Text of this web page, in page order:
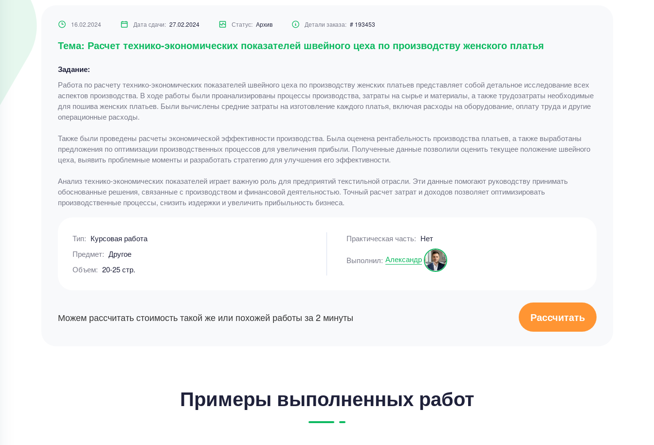
16.02.2024 Дата сдачи: 27.02.2024 Статус: Архив Детали заказа: # 193453
Тема: Расчет технико-экономических показателей швейного цеха по производству женского платья
Задание:
Работа по расчету технико-экономических показателей швейного цеха по производству женских платьев представляет собой детальное исследование всех
аспектов производства. В ходе работы были проанализированы процессы производства, затраты на сырье и материалы, а также трудозатраты необходимые
для пошива женских платьев. Были вычислены средние затраты на изготовление каждого платья, включая расходы на оборудование, оплату труда и другие
операционные расходы.
Также были проведены расчеты экономической эффективности производства. Была оценена рентабельность производства платьев, а также выработаны
предложения по оптимизации производственных процессов для увеличения прибыли. Полученные данные позволили оценить текущее положение швейного
цеха, выявить проблемные моменты и разработать стратегию для улучшения его эффективности.
Анализ технико-экономических показателей играет важную роль для предприятий текстильной отрасли. Эти данные помогают руководству принимать
обоснованные решения, связанные с производством и финансовой деятельностью. Точный расчет затрат и доходов позволяет оптимизировать
производственные процессы, снизить издержки и увеличить прибыльность бизнеса.
Тип: Курсовая работа
Предмет: Другое
Объем: 20-25 стр.
Практическая часть: Нет
Выполнил: Александр
Можем рассчитать стоимость такой же или похожей работы за 2 минуты Рассчитать
Примеры выполненных работ